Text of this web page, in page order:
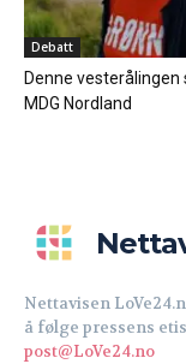
Debatt
Denne vesterålingen
MDG Nordland
Nettavisen
å følge pressens
post@LoVe24.no